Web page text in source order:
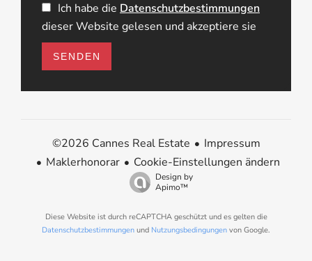
Ich habe die Datenschutzbestimmungen
dieser Website gelesen und akzeptiere sie
SENDEN
©2026 Cannes Real Estate
Impressum
Maklerhonorar
Cookie-Einstellungen ändern
Design by
Apimo™
Diese Website ist durch reCAPTCHA geschützt und es gelten die
Datenschutzbestimmungen und Nutzungsbedingungen von Google.